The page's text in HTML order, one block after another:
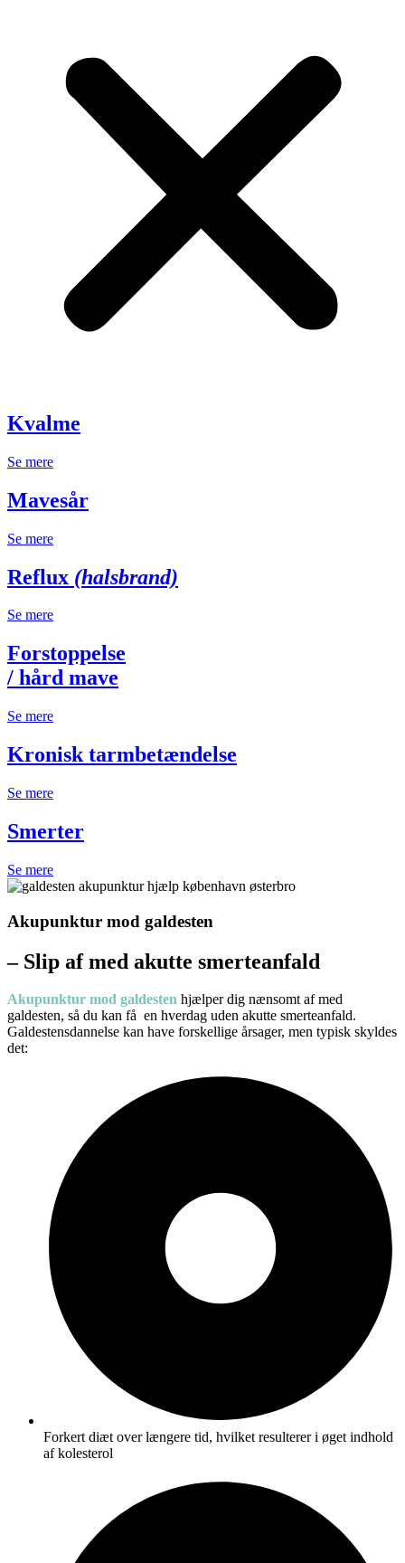
Kvalme
Se mere
Mavesår
Se mere
Reflux (halsbrand)
Se mere
Forstoppelse
/ hård mave
Se mere
Kronisk tarmbetændelse
Se mere
Smerter
Se mere
Akupunktur mod galdesten
– Slip af med akutte smerteanfald
Akupunktur mod galdesten hjælper dig nænsomt af med
galdesten, så du kan få en hverdag uden akutte smerteanfald.
Galdestensdannelse kan have forskellige årsager, men typisk skyldes
det:
Forkert diæt over længere tid, hvilket resulterer i øget indhold
af kolesterol